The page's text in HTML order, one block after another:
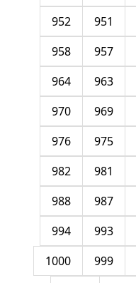
951
952
957
958
963
964
969
970
975
976
981
982
987
988
993
994
999
1000